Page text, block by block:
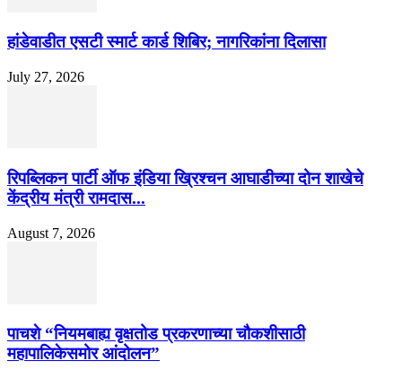
हांडेवाडीत एसटी स्मार्ट कार्ड शिबिर; नागरिकांना दिलासा
July 27, 2026
रिपब्लिकन पार्टी ऑफ इंडिया ख्रिश्चन आघाडीच्या दोन शाखेचे
केंद्रीय मंत्री रामदास...
August 7, 2026
पाचशे “नियमबाह्य वृक्षतोड प्रकरणाच्या चौकशीसाठी
महापालिकेसमोर आंदोलन”